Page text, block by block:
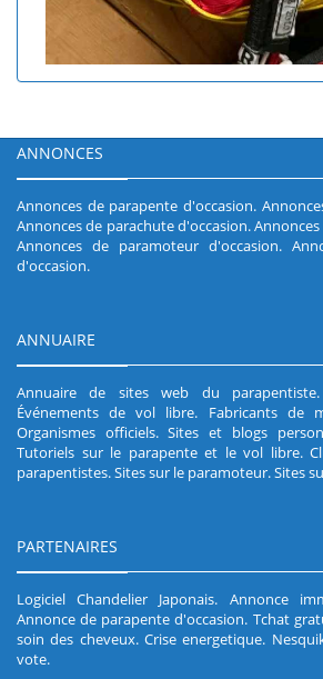
ANNONCES
Annonces de parapente d'occasion.
Annonces de parachute d'occasion.
Annonces de paramoteur d'occasion.
d'occasion.
ANNUAIRE
Annuaire de sites web du parapentiste.
Événements de vol libre. Fabricants de
Organismes officiels.Sites et blogs
Tutoriels sur le parapente et le vol libre.
parapentistes.Sites sur le paramoteur.Sites
PARTENAIRES
Logiciel Chandelier Japonais. Annonce
Annonce de parapente d'occasion. Tchat
soin des cheveux. Crise energetique.
vote.